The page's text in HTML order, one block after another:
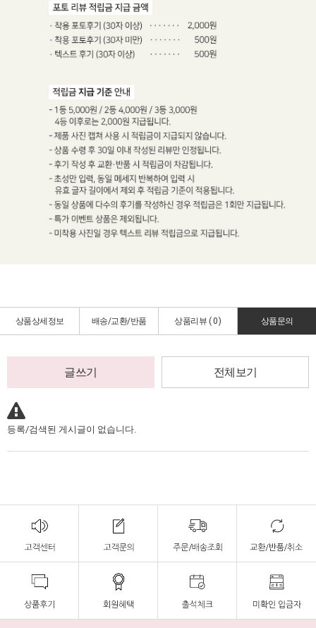
상품상세정보 배송/교환/반품 상품리뷰 ( 0) 상품문의
글쓰기 전체보기
등록/검색된 게시글이 없습니다.